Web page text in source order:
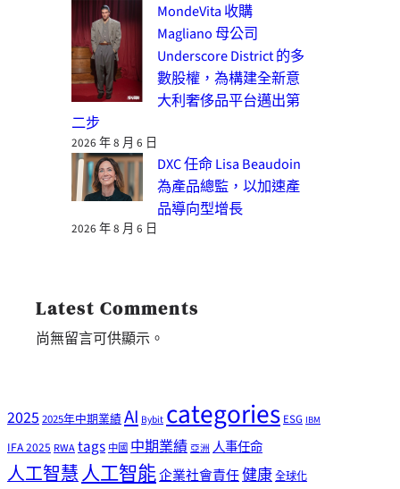
MondeVita 收購
Magliano 母公司
Underscore District 的多
數股權，為構建全新意
大利奢侈品平台邁出第
二步
2026 年 8 月 6 日
DXC 任命 Lisa Beaudoin
為產品總監，以加速產
品導向型增長
2026 年 8 月 6 日
Latest Comments
尚無留言可供顯示。
2025 2025年中期業績AI Bybitcategories ESG IBM
IFA 2025 RWAtags 中國 中期業績 亞洲 人事任命
人工智慧人工智能企業社會責任健康全球化